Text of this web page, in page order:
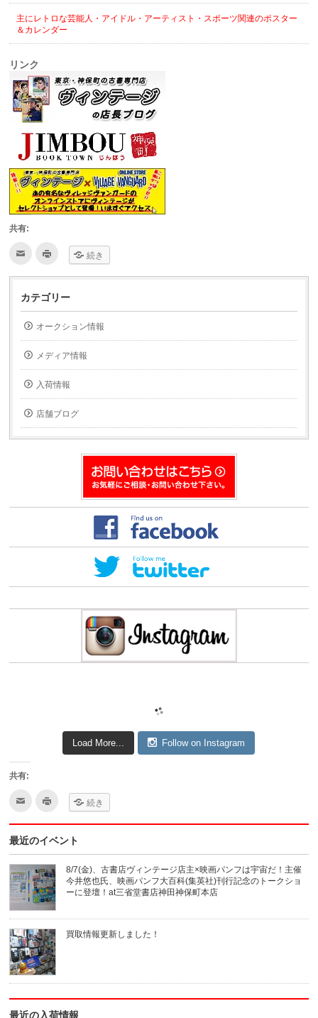
主にレトロな芸能人・アイドル・アーティスト・スポーツ関連のポスター
＆カレンダー
リンク
共有:
ク
て
友
達
へ
メ
で
送
信
(新
し
い
ィ
ド
ウ
ク
て
印
刷
し
ィ
ン
ド
ウ
で
開
ま
す)
続き
カテゴリー
オークション情報
メディア情報
入荷情報
店舗ブログ
Load More... Follow on Instagram
共有:
ク
し
て
達
へ
メ
ー
ル
で
送
信
(新
し
い
ウ
ィ
ン
ド
ウ
開
き
ク
て
刷
(新
し
い
ウ
ィ
ン
ド
ウ
で
開
き
ま
す)
続き
最近のイベント
8/7(金)、古書店ヴィンテージ店主×映画パンフは宇宙だ！主催
今井悠也氏、映画パンフ大百科(集英社)刊行記念のトークショ
ーに登壇！at三省堂書店神田神保町本店
買取情報更新しました！
最近の入荷情報